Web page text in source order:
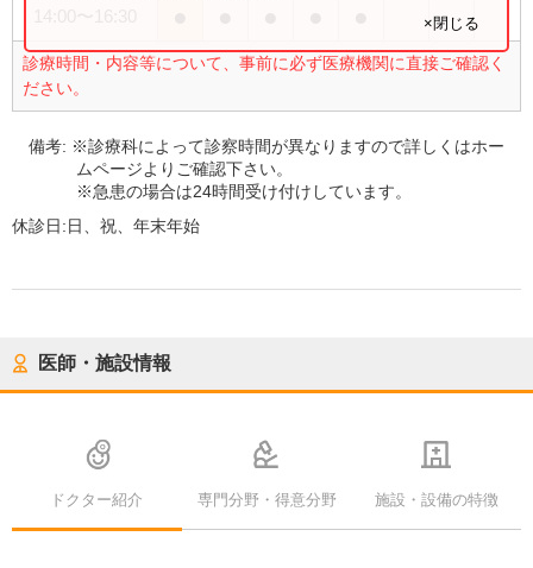
診療時間・内容等について、事前に必ず医療機関に直接ご確認く
ださい。
×閉じる
備考: ※診療科によって診察時間が異なりますので詳しくはホー
ムページよりご確認下さい。
※急患の場合は24時間受け付けしています。
休診日:日、祝、年末年始
医師・施設情報
ドクター紹介 専門分野・得意分野 施設・設備の特徴